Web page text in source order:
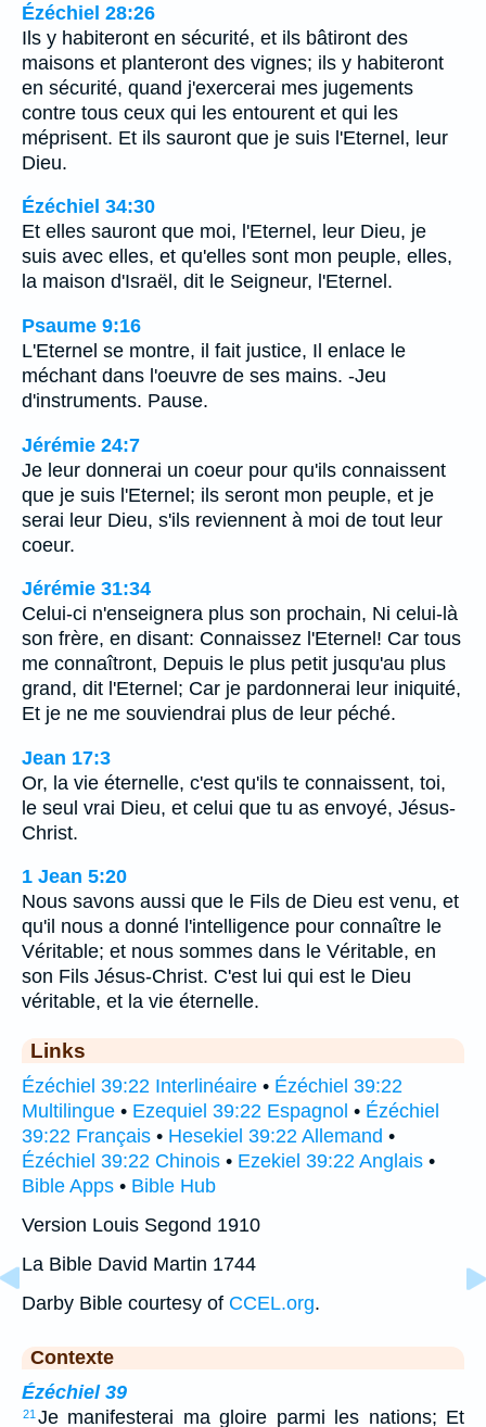
Ézéchiel 28:26
Ils y habiteront en sécurité, et ils bâtiront des
maisons et planteront des vignes; ils y habiteront
en sécurité, quand j'exercerai mes jugements
contre tous ceux qui les entourent et qui les
méprisent. Et ils sauront que je suis l'Eternel, leur
Dieu.
Ézéchiel 34:30
Et elles sauront que moi, l'Eternel, leur Dieu, je
suis avec elles, et qu'elles sont mon peuple, elles,
la maison d'Israël, dit le Seigneur, l'Eternel.
Psaume 9:16
L'Eternel se montre, il fait justice, Il enlace le
méchant dans l'oeuvre de ses mains. -Jeu
d'instruments. Pause.
Jérémie 24:7
Je leur donnerai un coeur pour qu'ils connaissent
que je suis l'Eternel; ils seront mon peuple, et je
serai leur Dieu, s'ils reviennent à moi de tout leur
coeur.
Jérémie 31:34
Celui-ci n'enseignera plus son prochain, Ni celui-là
son frère, en disant: Connaissez l'Eternel! Car tous
me connaîtront, Depuis le plus petit jusqu'au plus
grand, dit l'Eternel; Car je pardonnerai leur iniquité,
Et je ne me souviendrai plus de leur péché.
Jean 17:3
Or, la vie éternelle, c'est qu'ils te connaissent, toi,
le seul vrai Dieu, et celui que tu as envoyé, Jésus-
Christ.
1 Jean 5:20
Nous savons aussi que le Fils de Dieu est venu, et
qu'il nous a donné l'intelligence pour connaître le
Véritable; et nous sommes dans le Véritable, en
son Fils Jésus-Christ. C'est lui qui est le Dieu
véritable, et la vie éternelle.
Links
Ézéchiel 39:22 Interlinéaire • Ézéchiel 39:22
Multilingue • Ezequiel 39:22 Espagnol • Ézéchiel
39:22 Français • Hesekiel 39:22 Allemand •
Ézéchiel 39:22 Chinois • Ezekiel 39:22 Anglais •
Bible Apps • Bible Hub
Version Louis Segond 1910
La Bible David Martin 1744
Darby Bible courtesy of CCEL.org.
Contexte
Ézéchiel 39
21 Je manifesterai ma gloire parmi les nations; Et